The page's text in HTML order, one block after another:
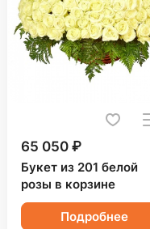
65 050 ₽
Букет из 201 белой
розы в корзине
Подробнее